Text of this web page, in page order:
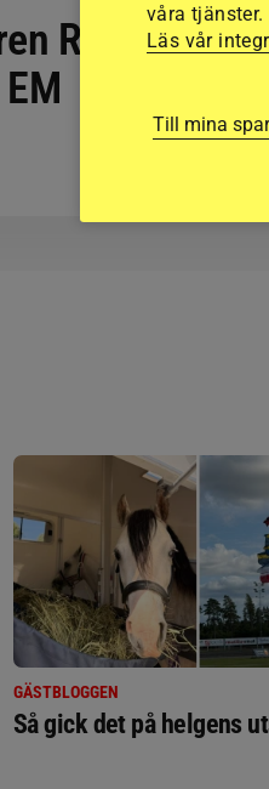
Ros
GÄSTBLOGGEN
Så gick det på helgens
våra tjänster.
Läs vår
Till mina